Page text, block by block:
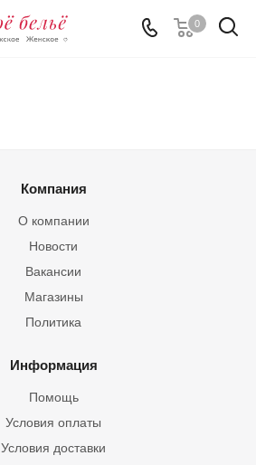
0
Компания
О компании
Новости
Вакансии
Магазины
Политика
Информация
Помощь
Условия оплаты
Условия доставки